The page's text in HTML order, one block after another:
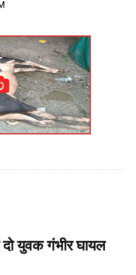
युवक गंभीर घायल